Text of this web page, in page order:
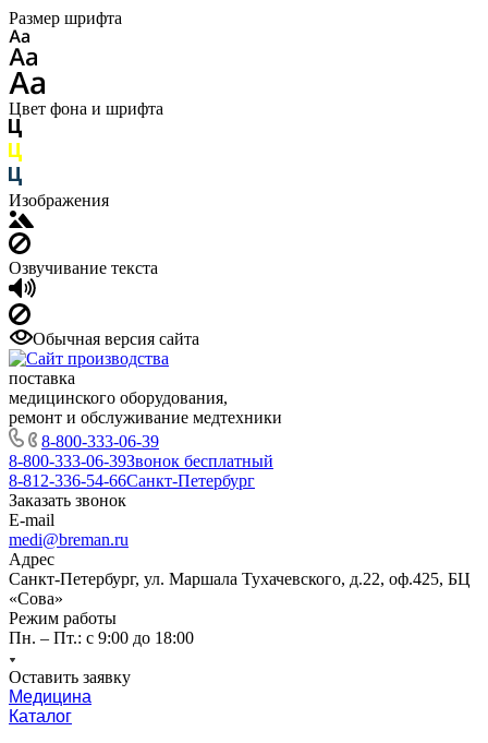
Размер шрифта
Цвет фона и шрифта
Изображения
Озвучивание текста
Обычная версия сайта
поставка
медицинского оборудования,
ремонт и обслуживание медтехники
8-800-333-06-39
8-800-333-06-39Звонок бесплатный
8-812-336-54-66Санкт-Петербург
Заказать звонок
E-mail
medi@breman.ru
Адрес
Санкт-Петербург, ул. Маршала Тухачевского, д.22, оф.425, БЦ
«Сова»
Режим работы
Пн. – Пт.: с 9:00 до 18:00
Оставить заявку
Медицина
Каталог